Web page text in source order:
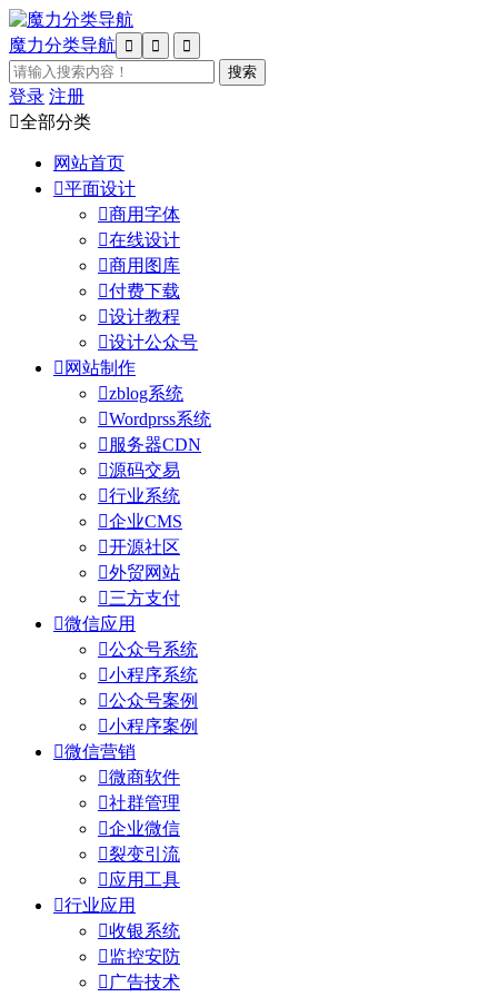
魔力分类导航   
登录 注册
全部分类
网站首页
平面设计
商用字体
在线设计
商用图库
付费下载
设计教程
设计公众号
 网站制作
zblog系统
Wordprss系统
 服务器CDN
源码交易
行业系统
企业CMS
开源社区
外贸网站
三方支付
微信应用
公众号系统
小程序系统
公众号案例
小程序案例
微信营销
微商软件
社群管理
企业微信
裂变引流
应用工具
行业应用
收银系统
监控安防
 广告技术